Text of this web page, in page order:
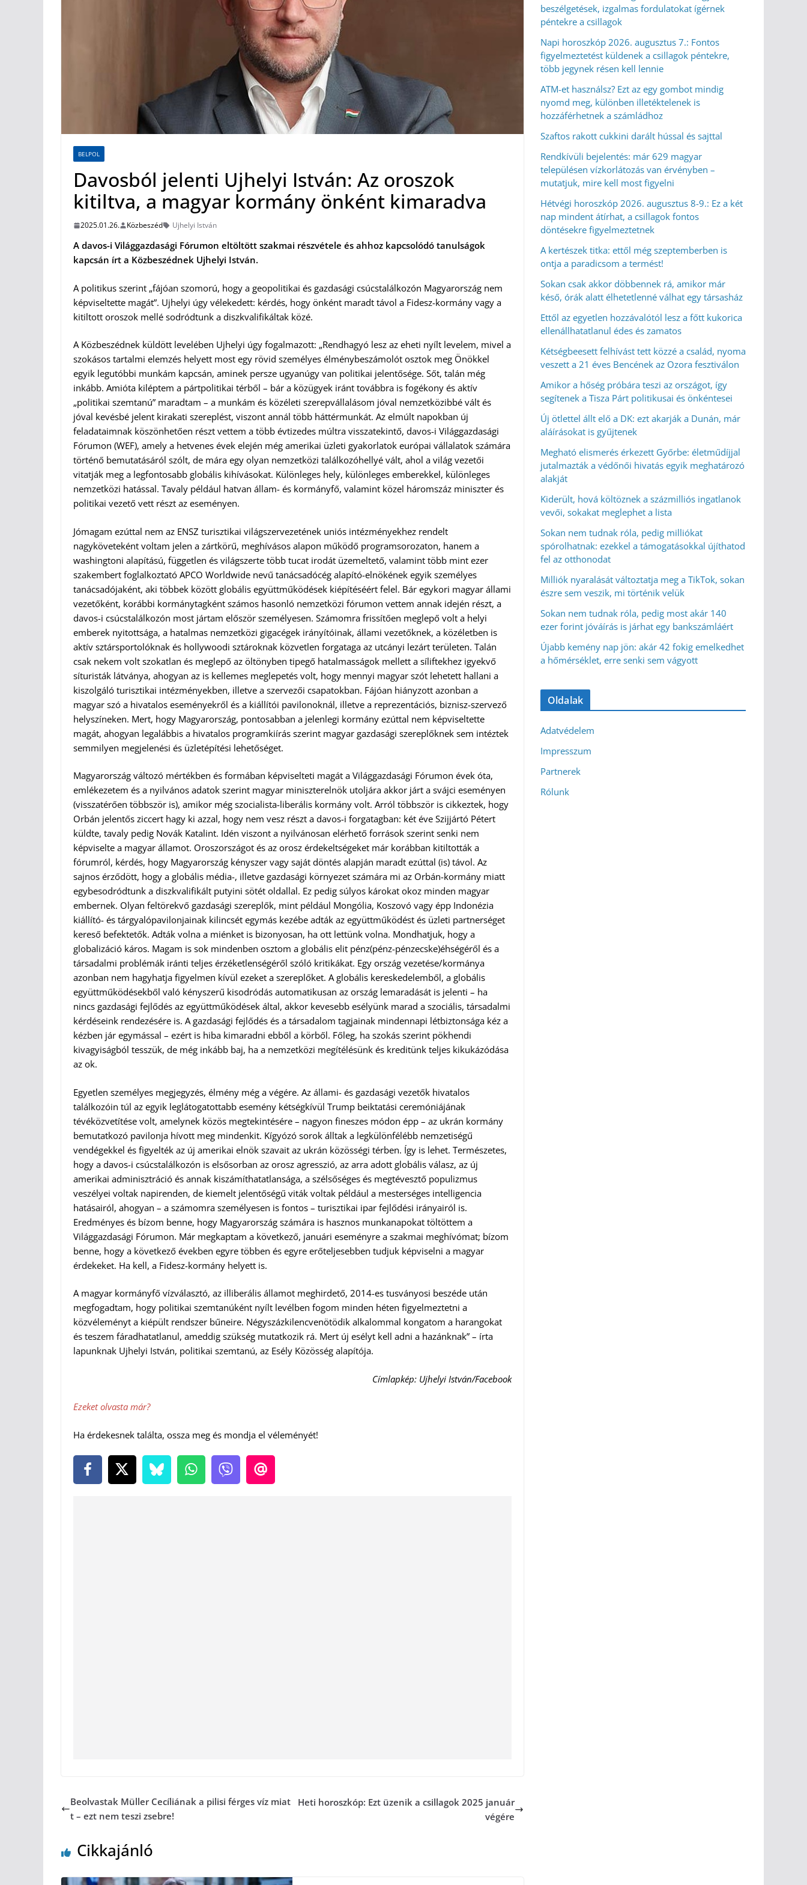
BELPOL
Davosból jelenti Ujhelyi István: Az oroszok
kitiltva, a magyar kormány önként kimaradva
2025.01.26. Közbeszéd Ujhelyi István
A davos-i Világgazdasági Fórumon eltöltött szakmai részvétele és ahhoz kapcsolódó tanulságok
kapcsán írt a Közbeszédnek Ujhelyi István.
A politikus szerint „fájóan szomorú, hogy a geopolitikai és gazdasági csúcstalálkozón Magyarország nem
képviseltette magát”. Ujhelyi úgy vélekedett: kérdés, hogy önként maradt távol a Fidesz-kormány vagy a
kitiltott oroszok mellé sodródtunk a diszkvalifikáltak közé.
A Közbeszédnek küldött levelében Ujhelyi úgy fogalmazott: „Rendhagyó lesz az eheti nyílt levelem, mivel a
szokásos tartalmi elemzés helyett most egy rövid személyes élménybeszámolót osztok meg Önökkel
egyik legutóbbi munkám kapcsán, aminek persze ugyanúgy van politikai jelentősége. Sőt, talán még
inkább. Amióta kiléptem a pártpolitikai térből – bár a közügyek iránt továbbra is fogékony és aktív
„politikai szemtanú” maradtam – a munkám és közéleti szerepvállalásom jóval nemzetközibbé vált és
jóval kevésbé jelent kirakati szereplést, viszont annál több háttérmunkát. Az elmúlt napokban új
feladataimnak köszönhetően részt vettem a több évtizedes múltra visszatekintő, davos-i Világgazdasági
Fórumon (WEF), amely a hetvenes évek elején még amerikai üzleti gyakorlatok európai vállalatok számára
történő bemutatásáról szólt, de mára egy olyan nemzetközi találkozóhellyé vált, ahol a világ vezetői
vitatják meg a legfontosabb globális kihívásokat. Különleges hely, különleges emberekkel, különleges
nemzetközi hatással. Tavaly például hatvan állam- és kormányfő, valamint közel háromszáz miniszter és
politikai vezető vett részt az eseményen.
Jómagam ezúttal nem az ENSZ turisztikai világszervezetének uniós intézményekhez rendelt
nagyköveteként voltam jelen a zártkörű, meghívásos alapon működő programsorozaton, hanem a
washingtoni alapítású, független és világszerte több tucat irodát üzemeltető, valamint több mint ezer
szakembert foglalkoztató APCO Worldwide nevű tanácsadócég alapító-elnökének egyik személyes
tanácsadójaként, aki többek között globális együttműködések kiépítéséért felel. Bár egykori magyar állami
vezetőként, korábbi kormánytagként számos hasonló nemzetközi fórumon vettem annak idején részt, a
davos-i csúcstalálkozón most jártam először személyesen. Számomra frissítően meglepő volt a helyi
emberek nyitottsága, a hatalmas nemzetközi gigacégek irányítóinak, állami vezetőknek, a közéletben is
aktív sztársportolóknak és hollywoodi sztároknak közvetlen forgataga az utcányi lezárt területen. Talán
csak nekem volt szokatlan és meglepő az öltönyben tipegő hatalmasságok mellett a síliftekhez igyekvő
síturisták látványa, ahogyan az is kellemes meglepetés volt, hogy mennyi magyar szót lehetett hallani a
kiszolgáló turisztikai intézményekben, illetve a szervezői csapatokban. Fájóan hiányzott azonban a
magyar szó a hivatalos eseményekről és a kiállítói pavilonoknál, illetve a reprezentációs, biznisz-szervező
helyszíneken. Mert, hogy Magyarország, pontosabban a jelenlegi kormány ezúttal nem képviseltette
magát, ahogyan legalábbis a hivatalos programkiírás szerint magyar gazdasági szereplőknek sem intéztek
semmilyen megjelenési és üzletépítési lehetőséget.
Magyarország változó mértékben és formában képviselteti magát a Világgazdasági Fórumon évek óta,
emlékezetem és a nyilvános adatok szerint magyar miniszterelnök utoljára akkor járt a svájci eseményen
(visszatérően többször is), amikor még szocialista-liberális kormány volt. Arról többször is cikkeztek, hogy
Orbán jelentős ziccert hagy ki azzal, hogy nem vesz részt a davos-i forgatagban: két éve Szijjártó Pétert
küldte, tavaly pedig Novák Katalint. Idén viszont a nyilvánosan elérhető források szerint senki nem
képviselte a magyar államot. Oroszországot és az orosz érdekeltségeket már korábban kitiltották a
fórumról, kérdés, hogy Magyarország kényszer vagy saját döntés alapján maradt ezúttal (is) távol. Az
sajnos érződött, hogy a globális média-, illetve gazdasági környezet számára mi az Orbán-kormány miatt
egybesodródtunk a diszkvalifikált putyini sötét oldallal. Ez pedig súlyos károkat okoz minden magyar
embernek. Olyan feltörekvő gazdasági szereplők, mint például Mongólia, Koszovó vagy épp Indonézia
kiállító- és tárgyalópavilonjainak kilincsét egymás kezébe adták az együttműködést és üzleti partnerséget
kereső befektetők. Adták volna a miénket is bizonyosan, ha ott lettünk volna. Mondhatjuk, hogy a
globalizáció káros. Magam is sok mindenben osztom a globális elit pénz(pénz-pénzecske)éhségéről és a
társadalmi problémák iránti teljes érzéketlenségéről szóló kritikákat. Egy ország vezetése/kormánya
azonban nem hagyhatja figyelmen kívül ezeket a szereplőket. A globális kereskedelemből, a globális
együttműködésekből való kényszerű kisodródás automatikusan az ország lemaradását is jelenti – ha
nincs gazdasági fejlődés az együttműködések által, akkor kevesebb esélyünk marad a szociális, társadalmi
kérdéseink rendezésére is. A gazdasági fejlődés és a társadalom tagjainak mindennapi létbiztonsága kéz a
kézben jár egymással – ezért is hiba kimaradni ebből a körből. Főleg, ha szokás szerint pökhendi
kivagyiságból tesszük, de még inkább baj, ha a nemzetközi megítélésünk és kreditünk teljes kikukázódása
az ok.
Egyetlen személyes megjegyzés, élmény még a végére. Az állami- és gazdasági vezetők hivatalos
találkozóin túl az egyik leglátogatottabb esemény kétségkívül Trump beiktatási ceremóniájának
tévéközvetítése volt, amelynek közös megtekintésére – nagyon fineszes módon épp – az ukrán kormány
bemutatkozó pavilonja hívott meg mindenkit. Kígyózó sorok álltak a legkülönfélébb nemzetiségű
vendégekkel és figyelték az új amerikai elnök szavait az ukrán közösségi térben. Így is lehet. Természetes,
hogy a davos-i csúcstalálkozón is elsősorban az orosz agresszió, az arra adott globális válasz, az új
amerikai adminisztráció és annak kiszámíthatatlansága, a szélsőséges és megtévesztő populizmus
veszélyei voltak napirenden, de kiemelt jelentőségű viták voltak például a mesterséges intelligencia
hatásairól, ahogyan – a számomra személyesen is fontos – turisztikai ipar fejlődési irányairól is.
Eredményes és bízom benne, hogy Magyarország számára is hasznos munkanapokat töltöttem a
Világgazdasági Fórumon. Már megkaptam a következő, januári eseményre a szakmai meghívómat; bízom
benne, hogy a következő években egyre többen és egyre erőteljesebben tudjuk képviselni a magyar
érdekeket. Ha kell, a Fidesz-kormány helyett is.
A magyar kormányfő vízválasztó, az illiberális államot meghirdető, 2014-es tusványosi beszéde után
megfogadtam, hogy politikai szemtanúként nyílt levélben fogom minden héten figyelmeztetni a
közvéleményt a kiépült rendszer bűneire. Négyszázkilencvenötödik alkalommal kongatom a harangokat
és teszem fáradhatatlanul, ameddig szükség mutatkozik rá. Mert új esélyt kell adni a hazánknak” – írta
lapunknak Ujhelyi István, politikai szemtanú, az Esély Közösség alapítója.
Címlapkép: Ujhelyi István/Facebook
Ezeket olvasta már?
Ha érdekesnek találta, ossza meg és mondja el véleményét!
Beolvastak Müller Cecíliának a pilisi férges víz miat
t – ezt nem teszi zsebre!
Heti horoszkóp: Ezt üzenik a csillagok 2025 január
végére
Cikkajánló
beszélgetések, izgalmas fordulatokat ígérnek
péntekre a csillagok
Napi horoszkóp 2026. augusztus 7.: Fontos
figyelmeztetést küldenek a csillagok péntekre,
több jegynek résen kell lennie
ATM-et használsz? Ezt az egy gombot mindig
nyomd meg, különben illetéktelenek is
hozzáférhetnek a számládhoz
Szaftos rakott cukkini darált hússal és sajttal
Rendkívüli bejelentés: már 629 magyar
településen vízkorlátozás van érvényben –
mutatjuk, mire kell most figyelni
Hétvégi horoszkóp 2026. augusztus 8-9.: Ez a két
nap mindent átírhat, a csillagok fontos
döntésekre figyelmeztetnek
A kertészek titka: ettől még szeptemberben is
ontja a paradicsom a termést!
Sokan csak akkor döbbennek rá, amikor már
késő, órák alatt élhetetlenné válhat egy társasház
Ettől az egyetlen hozzávalótól lesz a főtt kukorica
ellenállhatatlanul édes és zamatos
Kétségbeesett felhívást tett közzé a család, nyoma
veszett a 21 éves Bencének az Ozora fesztiválon
Amikor a hőség próbára teszi az országot, így
segítenek a Tisza Párt politikusai és önkéntesei
Új ötlettel állt elő a DK: ezt akarják a Dunán, már
aláírásokat is gyűjtenek
Megható elismerés érkezett Győrbe: életműdíjjal
jutalmazták a védőnői hivatás egyik meghatározó
alakját
Kiderült, hová költöznek a százmilliós ingatlanok
vevői, sokakat meglephet a lista
Sokan nem tudnak róla, pedig milliókat
spórolhatnak: ezekkel a támogatásokkal újíthatod
fel az otthonodat
Milliók nyaralását változtatja meg a TikTok, sokan
észre sem veszik, mi történik velük
Sokan nem tudnak róla, pedig most akár 140
ezer forint jóváírás is járhat egy bankszámláért
Újabb kemény nap jön: akár 42 fokig emelkedhet
a hőmérséklet, erre senki sem vágyott
Oldalak
Adatvédelem
Impresszum
Partnerek
Rólunk